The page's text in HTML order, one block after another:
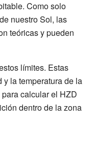
Como solo
nuestro Sol, las
teóricas y pueden
límites. Estas
la temperatura de la
calcular el HZD
dentro de la zona